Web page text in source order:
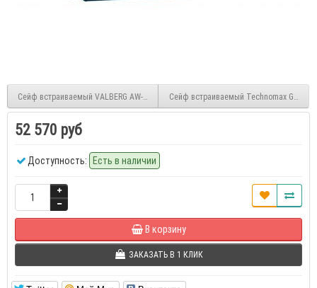
Сейф встраиваемый VALBERG AW-1 3836 ELСейф встраиваемый Technomax GT/3P
52 570 руб
Доступность: Есть в наличии
В корзину
ЗАКАЗАТЬ В 1 КЛИК